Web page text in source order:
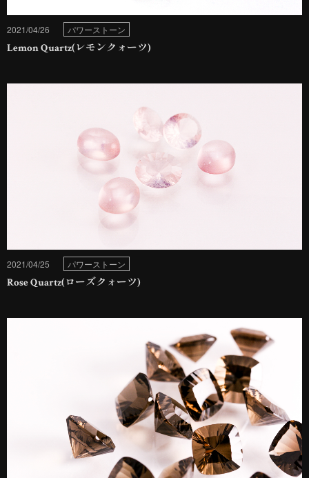
2021/04/26 パワーストーン
Lemon Quartz(レモンクォーツ)
2021/04/25 パワーストーン
Rose Quartz(ローズクォーツ)